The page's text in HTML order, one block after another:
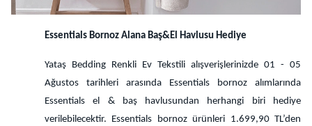
Essentials Bornoz Alana Baş&El Havlusu Hediye
Yataş Bedding Renkli Ev Tekstili alışverişlerinizde 01 - 05
Ağustos tarihleri arasında Essentials bornoz alımlarında
Essentials el & baş havlusundan herhangi biri hediye
verilebilecektir. Essentials bornoz ürünleri 1.699,90 TL’den